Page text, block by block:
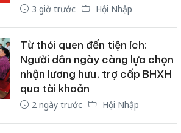
3 giờ trước Hội Nhập
Từ thói quen đến tiện ích:
Người dân ngày càng lựa chọn
nhận lương hưu, trợ cấp BHXH
qua tài khoản
2 ngày trước Hội Nhập